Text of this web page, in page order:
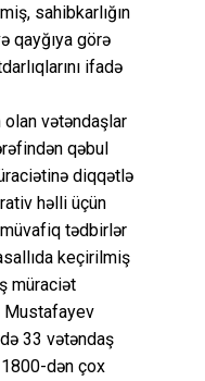
sahibkarlığın
qayğıya görə
ifadə
olan vətəndaşlar
qəbul
diqqətlə
həlli üçün
tədbirlər
keçirilmiş
müraciət
Mustafayev
33 vətəndaş
dən çox